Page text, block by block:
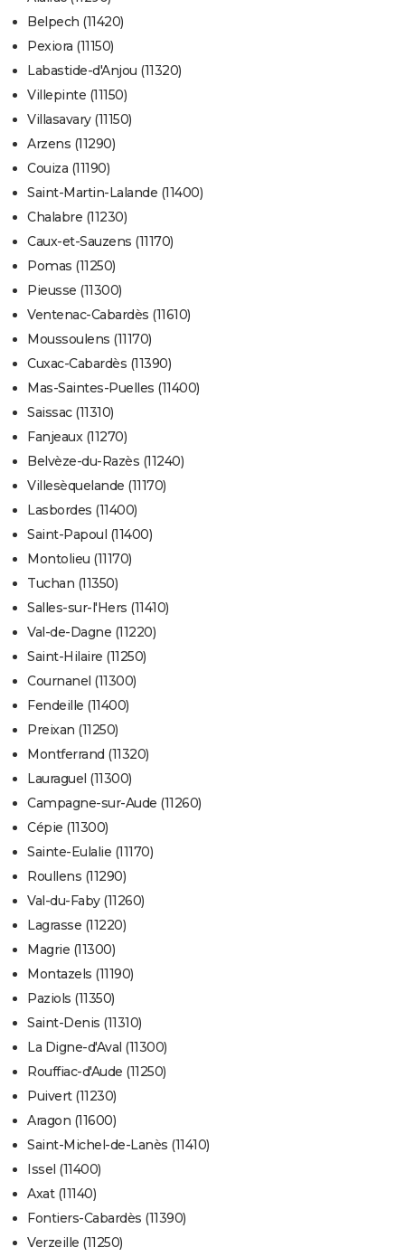
Belpech (11420)
Pexiora (11150)
Labastide-d'Anjou (11320)
Villepinte (11150)
Villasavary (11150)
Arzens (11290)
Couiza (11190)
Saint-Martin-Lalande (11400)
Chalabre (11230)
Caux-et-Sauzens (11170)
Pomas (11250)
Pieusse (11300)
Ventenac-Cabardès (11610)
Moussoulens (11170)
Cuxac-Cabardès (11390)
Mas-Saintes-Puelles (11400)
Saissac (11310)
Fanjeaux (11270)
Belvèze-du-Razès (11240)
Villesèquelande (11170)
Lasbordes (11400)
Saint-Papoul (11400)
Montolieu (11170)
Tuchan (11350)
Salles-sur-l'Hers (11410)
Val-de-Dagne (11220)
Saint-Hilaire (11250)
Cournanel (11300)
Fendeille (11400)
Preixan (11250)
Montferrand (11320)
Lauraguel (11300)
Campagne-sur-Aude (11260)
Cépie (11300)
Sainte-Eulalie (11170)
Roullens (11290)
Val-du-Faby (11260)
Lagrasse (11220)
Magrie (11300)
Montazels (11190)
Paziols (11350)
Saint-Denis (11310)
La Digne-d'Aval (11300)
Rouffiac-d'Aude (11250)
Puivert (11230)
Aragon (11600)
Saint-Michel-de-Lanès (11410)
Issel (11400)
Axat (11140)
Fontiers-Cabardès (11390)
Verzeille (11250)